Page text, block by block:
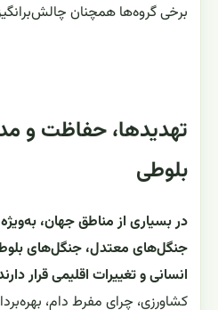
برخی گروه‌ها همچنان
تهدیدها، حفاظت و
بلوطی
در بسیاری از مناطق جهان،
جنگل‌های معتدل، جنگل‌های
انسانی و تغییرات اقلیمی قرار
کشاورزی، چرای مفرط دام،